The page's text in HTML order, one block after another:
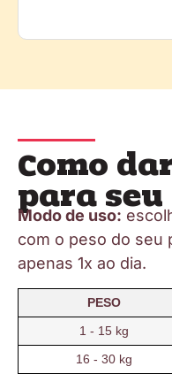
Como
para
Modo de uso:
com o peso do seu
apenas 1x ao dia.
PESO
1 - 15 kg
16 - 30 kg